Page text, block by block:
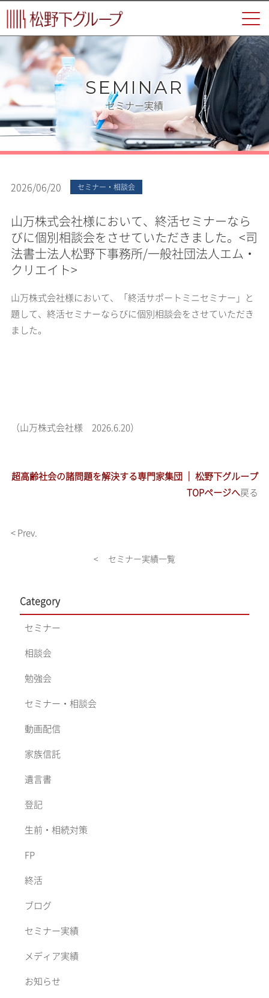
SEMINAR
セミナー実績
2026/06/20 セミナー・相談会
山万株式会社様において、終活セミナーなら
びに個別相談会をさせていただきました。<司
法書士法人松野下事務所/一般社団法人エム・
クリエイト>
山万株式会社様において、「終活サポートミニセミナー」と
題して、終活セミナーならびに個別相談会をさせていただき
ました。
（山万株式会社様 2026.6.20）
超高齢社会の諸問題を解決する専門家集団 ｜ 松野下グループ
TOPページへ戻る
< Prev.
< セミナー実績一覧
Category
セミナー
相談会
勉強会
セミナー・相談会
動画配信
家族信託
遺言書
登記
生前・相続対策
FP
終活
ブログ
セミナー実績
メディア実績
お知らせ